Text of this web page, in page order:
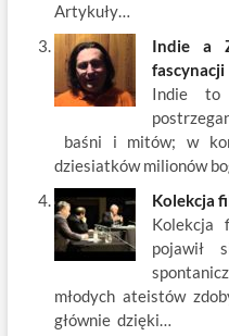
Artykuły…
Indie a
fascynacji
Indie to
baśni i mitów; w
dziesiatków milionów
Kolekcja
Kolekcja
pojawił
młodych ateistów
głównie dzięki…